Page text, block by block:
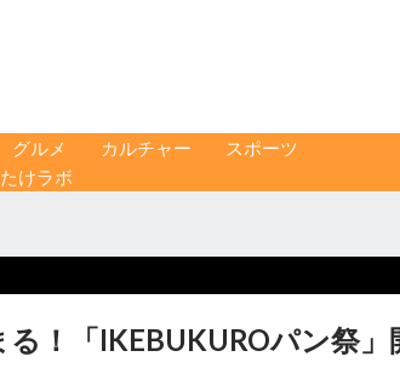
グルメ カルチャー
スポーツ
けラボ
！「IKEBUKUROパン祭」